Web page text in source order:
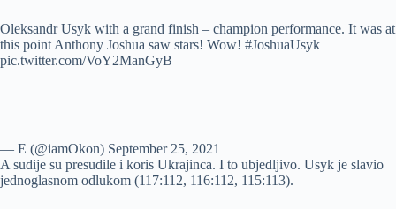
Oleksandr Usyk with a grand finish – champion performance. It was at
this point Anthony Joshua saw stars! Wow! #JoshuaUsyk
pic.twitter.com/VoY2ManGyB
— E (@iamOkon) September 25, 2021
A sudije su presudile i koris Ukrajinca. I to ubjedljivo. Usyk je slavio
jednoglasnom odlukom (117:112, 116:112, 115:113).